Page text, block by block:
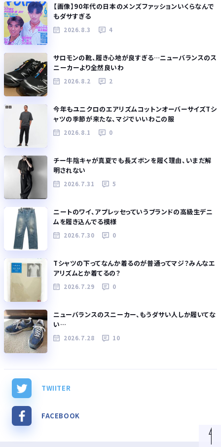
【画像】90年代の日本のメンズファッションいくらなんで
もダサすぎる
2026.8.3 4
サロモンの靴、履き心地が良すぎる…ニューバランスのス
ニーカーより全然良いわ
2026.8.2 2
今年もユニクロのエアリズムコットンオーバーサイズTシ
ャツの季節が来たな、マジでいいわこの服
2026.8.1 0
チー牛陰キャが真夏でも長ズボンを履く理由、いまだ解
明されない
2026.7.31 5
ニートのワイ、アプレッセっていうブランドの高級生デニ
ムを履き込んでる模様
2026.7.30 0
Tシャツの下ってなんか着るのが普通ってマジ？みんなエ
アリズムとか着てるの？
2026.7.29 0
ニューバランスのスニーカー、もうダサい人しか履いてな
い…
2026.7.28 10
TWIITER
FACEBOOK